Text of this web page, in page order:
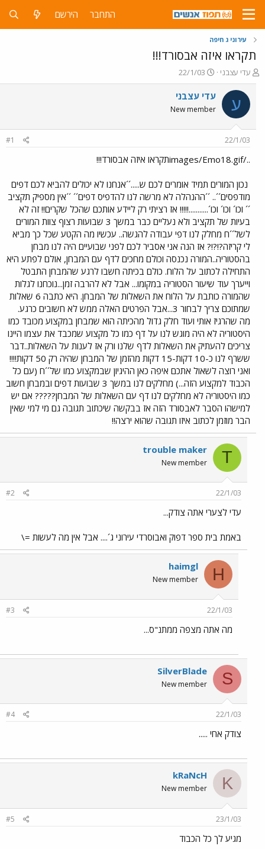
התחבר הירשם
עירוני ג חיפה
תקראו איזה אבסורד!!!
פ
ו
ת
ח
ה
ש
עדי עצבני
פ
ו
ר
ס
ם
ר
22/1/03
ע עדי עצבני
New member
22/1/03
#1
../images/Emo18.gifתקראו איזה אבסורד!!!
נכון המורים תמיד אומרים לכם ש.....´´אנחנו לא יכולים להביא לכם דפים
מודפסים´´.. ´´ההנהלה לא מרשה לנו להדפיס דפים´´ ´´אין מספיק תקציב
´´ וכו´ וכו´ וכו´...........!!!!! אז רציתי רק ליידע אותכם שהכל שקרים!! זה לא
בעיות של תקציב ולא נעליים כבר במשך 3 שבועות רצוף צוות המורים
לשל´´ח מחלק לנו דפי עבודה להגשה.. עכשיו מה הקטע שכל כך מביא
לי קריזה?!?!? אז הנה אני אסביר לכם לפני שבועיים היה לנו מבחן
בהסטוריה..המורה נכנסה וכולם מחכים לדף עם המבחן, אולם לפתע היא
התחילה לכתוב על הלוח. כולם בכיתה חשבו לרגע שהמבחן התבטל
וייערך עוד שיעור הסטוריה במקומו... אבל לא להרבה זמן...נוכחנו לגלות
שהמורה כותבת על הלוח את השאלות של המבחן. היא כתבה 6 שאלות
שמתוכם צריך לבחור 3...אבל הפרטים האלה ממש לא חשובים כרגע.
מה שהרגיז אותי ועוד חלק גדול מהכיתה הוא שמבחן במקצוע מכובד כמו
היסטוריה לא היה מוגש לנו על דף כמו כל מקצוע שמכבד את עצמו היינו
צריכים להעתיק את השאלות לדף שלנו ורק אז לענות על השאלות..דבר
ששרף לנו כ-10 דקות-15 דקות מהזמן של המבחן שהיה רק 50 דקות!!!!
ואני רוצה לשאול אתכם איפה כאן ההיגיון שבמקצוע כמו של´´ח (עם כל
הכבוד למקצוע הזה...) מחלקים לנו במשך 3 שבועות דפים ובמבחן חשוב
כמו היסטוריה לא מחלקים לנו דף עם השאלות של המבחן????? אם יש
למישהו הסבר לאבסורד הזה אז בבקשה שיכתוב תגובה גם מי למי שאין
הבר מוזמן לכתוב איזו תגובה שהוא ירצה!!
T
trouble maker
New member
22/1/03
#2
עדי לצערי אתה צודק...
באמת בית ספר דפוק ואבוסרדי עירוני ג´.... אבל אין מה לעשות =\
H
haimgl
New member
22/1/03
#3
מה אתה מצפה ממתנ"ס...
S
SilverBlade
New member
22/1/03
#4
צודק אחי .....
K
kRaNcH
New member
23/1/03
#5
מגיע לך כל הכבוד